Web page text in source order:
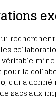
mine
la
, qui a donné
sacs aux